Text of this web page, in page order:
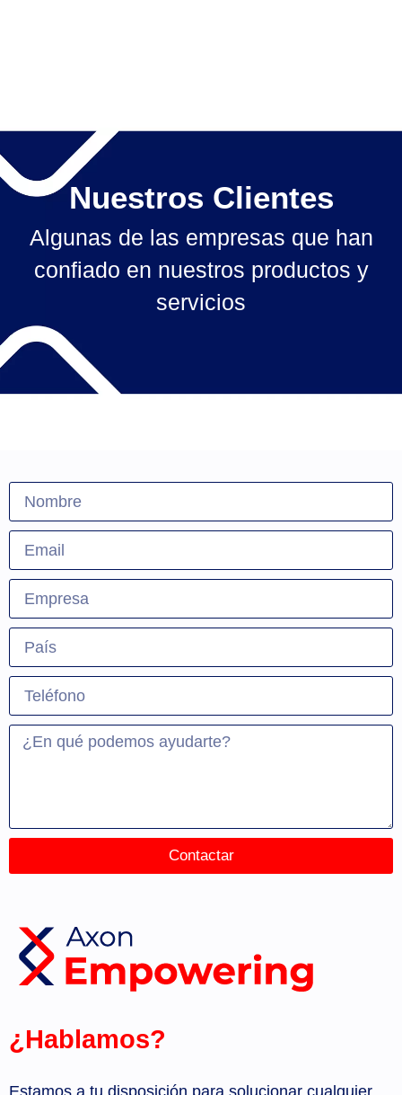
Nuestros Clientes
Algunas de las empresas que han
confiado en nuestros productos y
servicios
Contactar
¿Hablamos?
Estamos a tu disposición para solucionar cualquier